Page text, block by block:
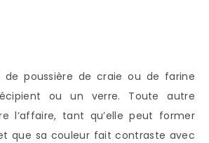
poussière de craie ou de farine
ou un verre. Toute autre
l’affaire, tant qu’elle peut former
que sa couleur fait contraste avec